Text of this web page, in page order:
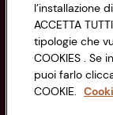
Seguici sui Social:
l’installazione
ACCETTA
tipologie che
COOKIES . Se
puoi farlo
COOKIE.